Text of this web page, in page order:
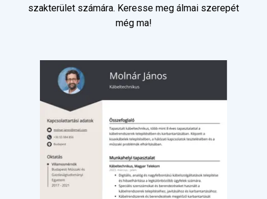
szakterület számára. Keresse meg álmai szerepét
még ma!